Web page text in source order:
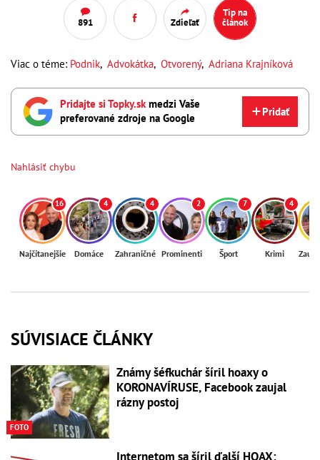
891 Zdieľať
Tip na
článok
Viac o téme: Podnik, Advokátka, Otvorený, Adriana Krajníková
Pridajte si Topky.skmedzi Vaše
preferované zdroje na Google
Pridať
Nahlásiť chybu
16
Najčítanejšie
4
Domáce
4
Zahraničné
2
Prominenti
7
Šport
4
Krimi
SÚVISIACE ČLÁNKY
FOTO
Známy šéfkuchár šíril hoaxy o
KORONAVÍRUSE, Facebook zaujal
rázny postoj
Internetom sa šíril ďalší HOAX: